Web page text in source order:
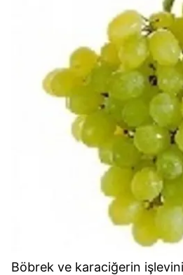
Böbrek ve karaciğerin